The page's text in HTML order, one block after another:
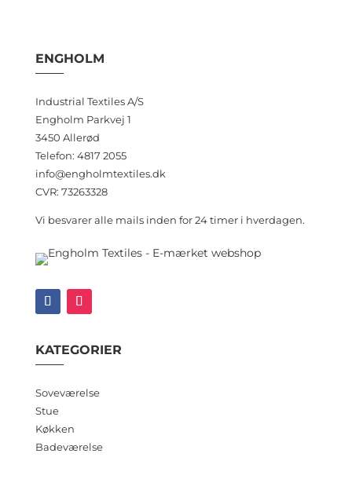
ENGHOLM
Industrial Textiles A/S
Engholm Parkvej 1
3450 Allerød
Telefon: 4817 2055
info@engholmtextiles.dk
CVR: 73263328
Vi besvarer alle mails inden for 24 timer i hverdagen.
KATEGORIER
Soveværelse
Stue
Køkken
Badeværelse